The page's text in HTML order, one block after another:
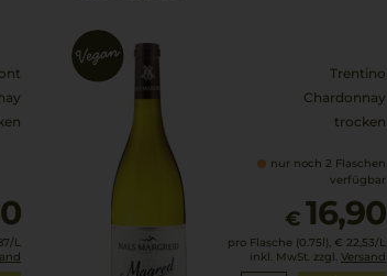
/L
Trentino
Chardonnay
trocken
nur noch 2 Flaschen
verfügbar
€ 16,90
pro Flasche (0.75l), € 22,53/L
inkl. MwSt. zzgl. Versand